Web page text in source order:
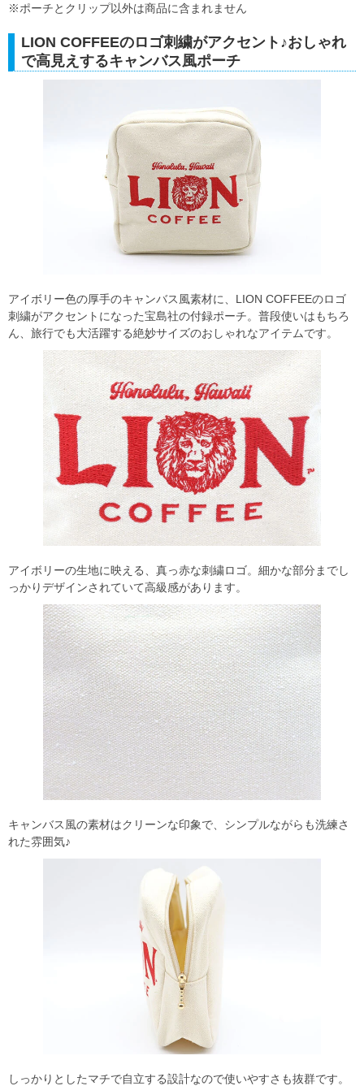
※ポーチとクリップ以外は商品に含まれません
LION COFFEEのロゴ刺繍がアクセント♪おしゃれ
で高見えするキャンバス風ポーチ
アイボリー色の厚手のキャンバス風素材に、LION COFFEEのロゴ
刺繍がアクセントになった宝島社の付録ポーチ。普段使いはもちろ
ん、旅行でも大活躍する絶妙サイズのおしゃれなアイテムです。
アイボリーの生地に映える、真っ赤な刺繍ロゴ。細かな部分までし
っかりデザインされていて高級感があります。
キャンバス風の素材はクリーンな印象で、シンプルながらも洗練さ
れた雰囲気♪
しっかりとしたマチで自立する設計なので使いやすさも抜群です。